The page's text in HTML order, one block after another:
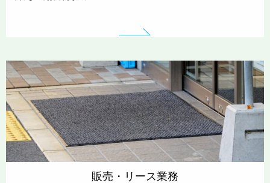
販売・リース業務